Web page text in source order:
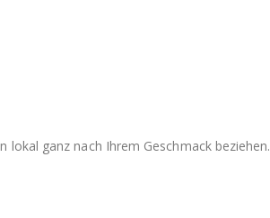
lokal ganz nach Ihrem Geschmack beziehen.